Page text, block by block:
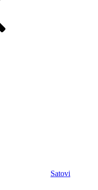
Satovi